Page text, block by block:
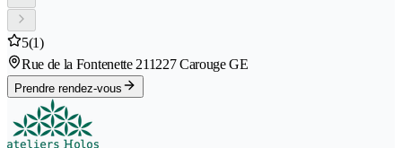
5(1)
Rue de la Fontenette 211227 Carouge GE
Prendre rendez-vous